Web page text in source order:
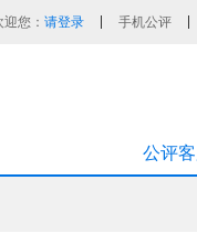
您： 请登录 手机公评
公评